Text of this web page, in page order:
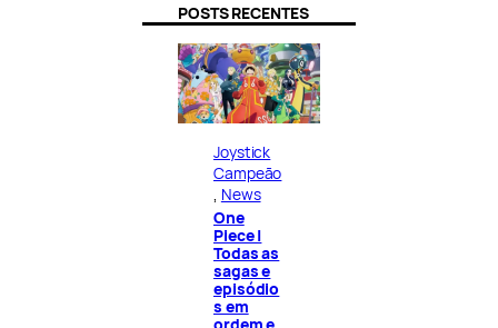
POSTS RECENTES
Joystick
Campeão
News
One
Piece |
Todas as
sagas e
episódio
s em
ordem e